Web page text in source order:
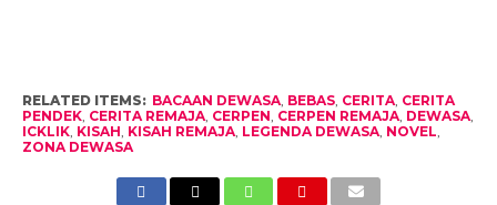
RELATED ITEMS: BACAAN DEWASA, BEBAS, CERITA, CERITA
PENDEK, CERITA REMAJA, CERPEN, CERPEN REMAJA, DEWASA,
ICKLIK, KISAH, KISAH REMAJA, LEGENDA DEWASA, NOVEL,
ZONA DEWASA